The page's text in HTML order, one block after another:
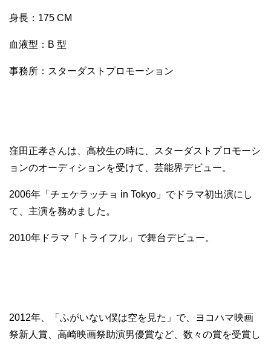
身長：175 CM
血液型：B 型
事務所：スターダストプロモーション
窪田正孝さんは、高校生の時に、スターダストプロモーシ
ョンのオーディションを受けて、芸能界デビュー。
2006年「チェケラッチョ in Tokyo」でドラマ初出演にし
て、主演を務めました。
2010年ドラマ「トライフル」で舞台デビュー。
2012年、「ふがいない僕は空を見た」で、ヨコハマ映画
祭新人賞、高崎映画祭助演男優賞など、数々の賞を受賞し